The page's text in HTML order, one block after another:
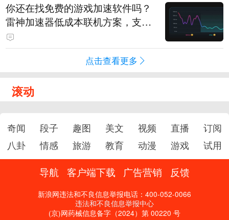
你还在找免费的游戏加速软件吗？
雷神加速器低成本联机方案，支持
免费试用
点击查看更多
滚动
奇闻 段子 趣图 美文 视频 直播
订阅
八卦
情感 旅游 教育 动漫 游戏 试用
导航 客户端下载 广告营销 反馈
新浪网违法和不良信息举报电话：400-052-0066
违法和不良信息举报中心
(京)网药械信息备字（2024）第 00220 号